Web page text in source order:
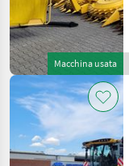
Mostra
tutti
MARKETPLACE
Marketplace
Macchina usata